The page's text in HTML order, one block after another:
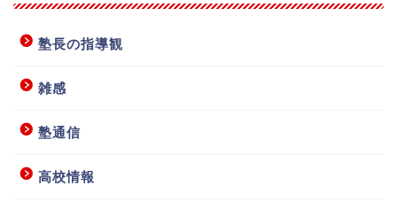
塾長の指導観
雑感
塾通信
高校情報